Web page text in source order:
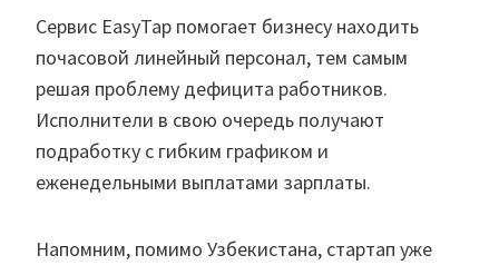
Сервис EasyTap помогает бизнесу находить
почасовой линейный персонал, тем самым
решая проблему дефицита работников.
Исполнители в свою очередь получают
подработку с гибким графиком и
еженедельными выплатами зарплаты.
Напомним, помимо Узбекистана, стартап уже